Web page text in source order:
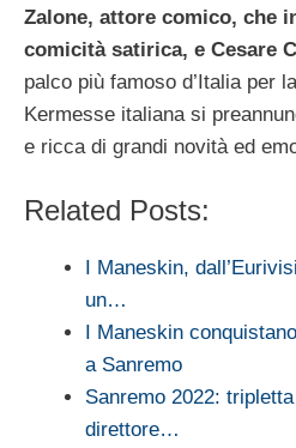
Zalone, attore comico, che
comicità satirica, e Cesare
palco più famoso d’Italia per
Kermesse italiana si
e ricca di grandi novità ed
Related Posts:
I Maneskin,
un…
I Maneskin
a Sanremo
Sanremo 2022:
direttore…